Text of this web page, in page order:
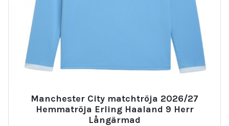
Manchester City matchtröja 2026/27
Hemmatröja Erling Haaland 9 Herr
Långärmad